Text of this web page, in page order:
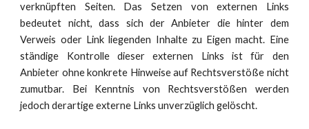
verknüpften Seiten. Das Setzen von externen Links
bedeutet nicht, dass sich der Anbieter die hinter dem
Verweis oder Link liegenden Inhalte zu Eigen macht. Eine
ständige Kontrolle dieser externen Links ist für den
Anbieter ohne konkrete Hinweise auf Rechtsverstöße nicht
zumutbar. Bei Kenntnis von Rechtsverstößen werden
jedoch derartige externe Links unverzüglich gelöscht.